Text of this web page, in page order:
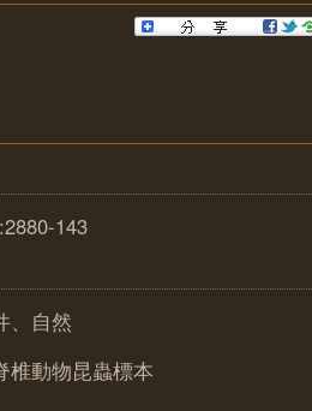
143
、自然
椎動物昆蟲標本